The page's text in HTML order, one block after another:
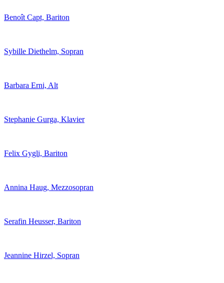
Benoît Capt, Bariton
Sybille Diethelm, Sopran
Barbara Erni, Alt
Stephanie Gurga, Klavier
Felix Gygli, Bariton
Annina Haug, Mezzosopran
Serafin Heusser, Bariton
Jeannine Hirzel, Sopran